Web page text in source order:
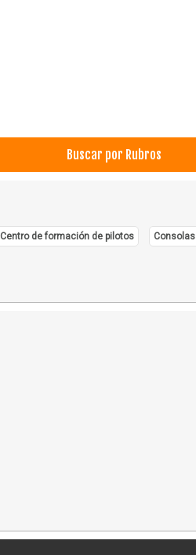
Buscar por Rubros
Centro de formación de pilotos Consolas